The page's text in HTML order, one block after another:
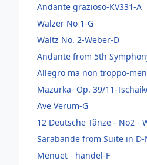
Andante grazioso-KV331-A
Walzer No 1-G
Waltz No. 2-Weber-D
Andante from 5th
Allegro ma non troppo-
Mazurka- Op. 39/11-
Ave Verum-G
12 Deutsche Tänze - No2 -
Sarabande from Suite in
Menuet - handel-F